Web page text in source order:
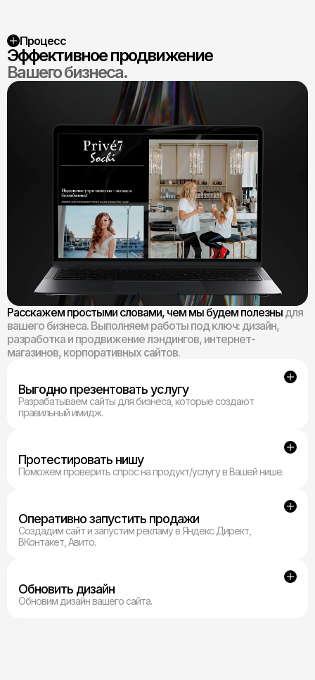
Процесс
Эффективное продвижение
Вашего бизнеса.
Расскажем простыми словами, чем мы будем полезны для
вашего бизнеса. Выполняем работы под ключ: дизайн,
разработка и продвижение лэндингов, интернет-
магазинов, корпоративных сайтов.
Выгодно презентовать услугу
Разрабатываем сайты для бизнеса, которые создают
правильный имидж.
Протестировать нишу
Поможем проверить спрос на продукт/услугу в Вашей нише.
Оперативно запустить продажи
Создадим сайт и запустим рекламу в Яндекс Директ,
ВКонтакет, Авито.
Обновить дизайн
Обновим дизайн вашего сайта.